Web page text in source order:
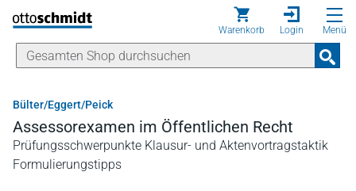
Direkt zum Inhalt
Warenkorb Login Menü
Bülter/Eggert/Peick
Assessorexamen im Öffentlichen Recht
Prüfungsschwerpunkte Klausur- und Aktenvortragstaktik
Formulierungstipps